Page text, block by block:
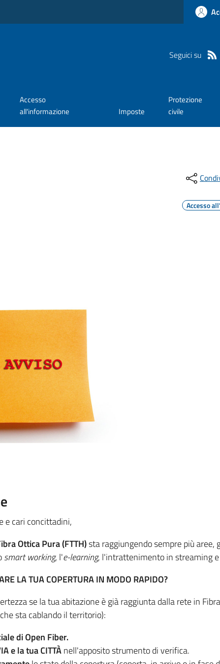
Seguici su
Accesso
all'informazione
Imposte
Protezione
civile
Accesso
e cari concittadini,
Ottica Pura (FTTH)sta raggiungendo sempre più aree,
smart working, l'e-learning, l'intrattenimento in streaming
LA TUA COPERTURA IN MODO RAPIDO?
se la tua abitazione è già raggiunta dalla rete in
sta cablando il territorio):
di Open Fiber.
e la tua CITTÀnell'apposito strumento di verifica.